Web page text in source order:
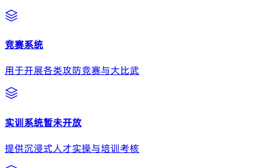
竞赛系统
用于开展各类攻防竞赛与大比武
实训系统暂未开放
提供沉浸式人才实操与培训考核